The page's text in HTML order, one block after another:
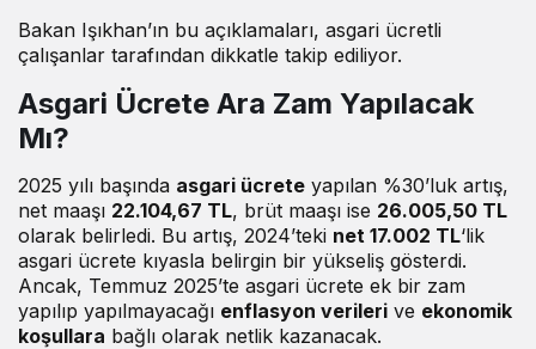
Bakan Işıkhan’ın bu açıklamaları, asgari ücretli
çalışanlar tarafından dikkatle takip ediliyor.
Asgari Ücrete Ara Zam Yapılacak
Mı?
2025 yılı başında asgari ücrete yapılan %30’luk artış,
net maaşı 22.104,67 TL, brüt maaşı ise 26.005,50 TL
olarak belirledi. Bu artış, 2024’teki net 17.002 TL‘lik
asgari ücrete kıyasla belirgin bir yükseliş gösterdi.
Ancak, Temmuz 2025’te asgari ücrete ek bir zam
yapılıp yapılmayacağı enflasyon verileri ve ekonomik
koşullara bağlı olarak netlik kazanacak.